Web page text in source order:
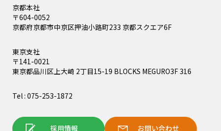
京都本社
〒604-0052
京都府京都市中京区押油小路町233 京都スクエア6F
東京支社
〒141-0021
東京都品川区上大崎 2丁目15-19 BLOCKS MEGURO3F 316
Tel : 075-253-1872
採用情報 お問い合わせ